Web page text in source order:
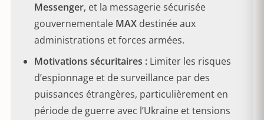
Messenger, et la messagerie sécurisée
gouvernementale MAX destinée aux
administrations et forces armées.
Motivations sécuritaires : Limiter les risques
d’espionnage et de surveillance par des
puissances étrangères, particulièrement en
période de guerre avec l’Ukraine et tensions